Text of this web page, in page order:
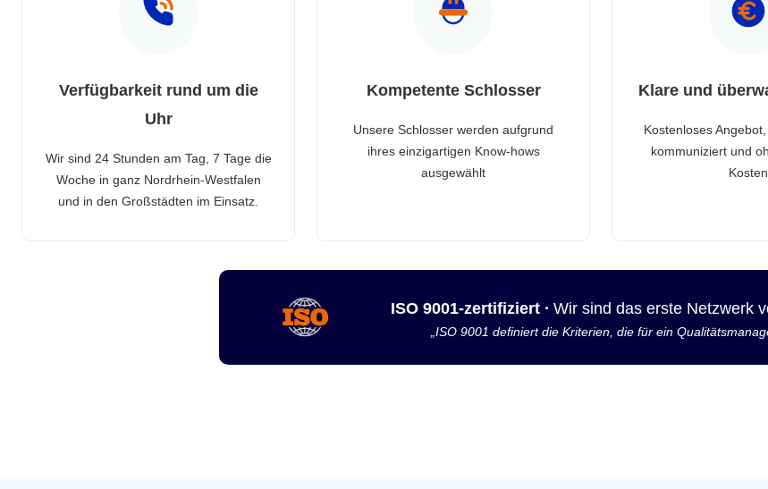
Verfügbarkeit rund um die
Uhr
Wir sind 24 Stunden am Tag, 7 Tage die
Woche in ganz Nordrhein-Westfalen
und in den Großstädten im Einsatz.
Kompetente Schlosser
Unsere Schlosser werden aufgrund
ihres einzigartigen Know-hows
ausgewählt
Klare und
Kostenloses
kommuniziert und
Kosten
ISO 9001-zertifiziert · Wir sind das erste Netzwerk
„ISO 9001 definiert die Kriterien, die für ein